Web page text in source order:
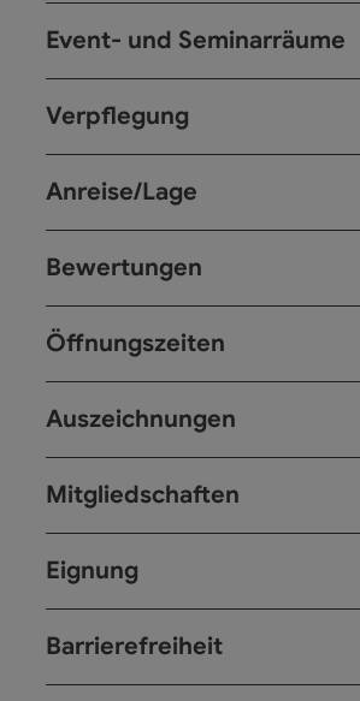
Event- und Seminarräume
Verpflegung
Anreise/Lage
Bewertungen
Öffnungszeiten
Auszeichnungen
Mitgliedschaften
Eignung
Barrierefreiheit